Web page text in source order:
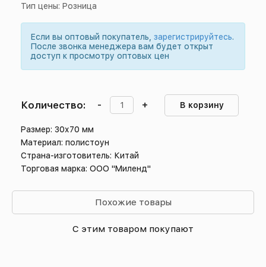
Тип цены: Розница
Если вы оптовый покупатель, зарегистрируйтесь.
После звонка менеджера вам будет открыт
доступ к просмотру оптовых цен
Количество: - + В корзину
Размер: 30х70 мм
Материал: полистоун
Страна-изготовитель: Китай
Торговая марка: ООО "Миленд"
Похожие товары
С этим товаром покупают